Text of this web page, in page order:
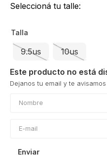
Seleccioná tu talle:
Talla
9.5us 10us
Este producto no está
Enviar